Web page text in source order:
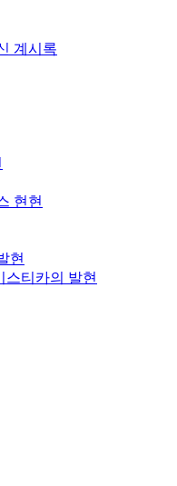
계시록
현현
현
스티카의 발현